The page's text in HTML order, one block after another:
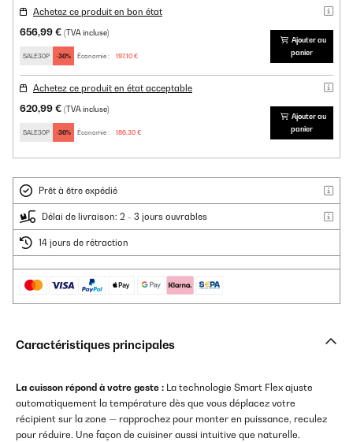
Achetez ce produit en bon état
656,99 € (TVA incluse)
SALE30P -30% Économie : 197,10 €
Ajouter au
panier
Achetez ce produit en état acceptable
620,99 € (TVA incluse)
SALE30P -30% Économie : 186,30 €
Ajouter au
panier
Prêt à être expédié
Délai de livraison: 2 - 3 jours ouvrables
14 jours de rétraction
Caractéristiques principales
La cuisson répond à votre geste : La technologie Smart Flex ajuste
automatiquement la température dès que vous déplacez votre
récipient sur la zone — rapprochez pour monter en puissance, reculez
pour réduire. Une façon de cuisiner aussi intuitive que naturelle.